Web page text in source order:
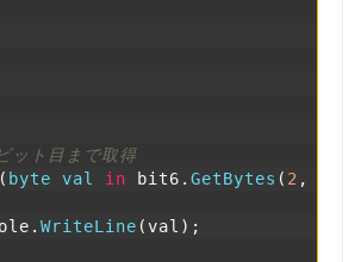
ト目まで取得
( byte val in bit6 . GetBytes ( 2 ,
. WriteLine (val ) ;